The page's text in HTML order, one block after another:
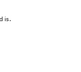
is.